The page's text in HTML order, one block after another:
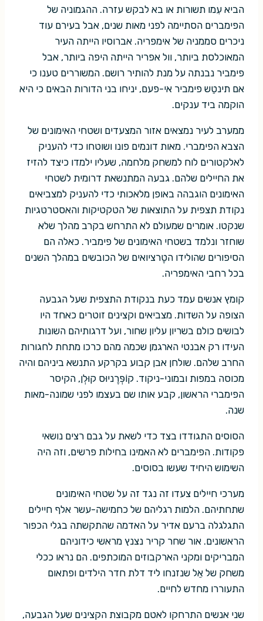
הביא עִמו תשורות או בא לבקש עזרה. ההגמוניה של
הפימברים הסתיימה לפני מאות שנים, אבל בעירם עוד
ניכרים סממניה של אימפריה. אברוסיו הייתה העיר
המאוכלסת ביותר, וול אפריר הייתה היפה ביותר, אבל
פימביר נבנתה על מנת להותיר רושם. המשוררים טענו כי
אם תינטֵש פימביר אי-פעם, יניחו בני הדורות הבאים כי היא
הוקמה ביד ענקים.
ממערב לעיר נמצאים אזור המצעדים ושטחי האימונים של
הצבא הפימברי. מאות דונמים פונו ושוטחו כדי להעניק
לאלקטורים לוח למשחק מלחמה, שעליו ילמדו כיצד להזיז
את החיילים שלהם. גבעה המתנשאת דרומית לשטחי
האימונים הוגבהה באופן מלאכותי כדי להעניק למצביאים
נקודת תצפית על התוצאות של הטקטיקות והאסטרטגיות
שנקטו. אומרים שמעולם לא התרחש בקרב מהלך שלא
שוחזר ונלמד בשטחי האימונים של פימביר. כאלה הם
הסיפורים שהולידו הטֶרציואים של הכובשים במהלך השנים
בכל רחבי האימפריה.
קומץ אנשים עמד כעת בנקודת התצפית שעל הגבעה
הצופה על השדות. מצביאים וקצינים זוטרים כאחד היו
לבושים כולם בשריון עליון שחור, ועל דרגותיהם השונות
העידו רק אבנטי הארגמן שכמה מהם כרכו מתחת לחגורות
החרב שלהם. שולחן אבן קבוע בקרקע התנשא ביניהם והיה
מכוסה במפות ובמוני-ניקוד. קוֹפְּרֶניוּס קוּלְן, הקיסר
הפימברי הראשון, קבע אותו שם בעצמו לפני שמונה-מאות
שנה.
הסוסים התגודדו בצד כדי לשאת על גבם רצים נושאי
פקודות. הפימברים לא האמינו בחילות פרשים, וזה היה
השימוש היחיד שעשו בסוסים.
מערכי חיילים צעדו זה נגד זה על שטחי האימונים
שתחתיהם. הלמות רגליהם של כחמישה-עשר אלף חיילים
התגלגלה ברעם אדיר על האדמה שהתקשתה בגלי הכפור
הראשונים. אור שחר קריר נצנץ מראשי כידוניהם
המבריקים ומקני הארקבוזים המוכתפים. הם נראו ככלי
משחק של אֵל שנזנחו ליד דלת חדר הילדים ופתאום
התעוררו מחדש לחיים.
שני אנשים התרחקו לאטם מקבוצת הקצינים שעל הגבעה,